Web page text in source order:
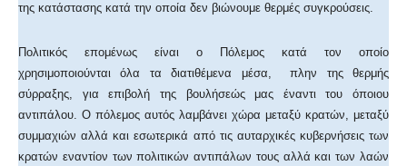
της κατάστασης κατά την οποία δεν βιώνουμε θερμές συγκρούσεις.
Πολιτικός επομένως είναι ο Πόλεμος κατά τον οποίο
χρησιμοποιούνται όλα τα διατιθέμενα μέσα, πλην της θερμής
σύρραξης, για επιβολή της βουλήσεώς μας έναντι του όποιου
αντιπάλου. Ο πόλεμος αυτός λαμβάνει χώρα μεταξύ κρατών, μεταξύ
συμμαχιών αλλά και εσωτερικά από τις αυταρχικές κυβερνήσεις των
κρατών εναντίον των πολιτικών αντιπάλων τους αλλά και των λαών